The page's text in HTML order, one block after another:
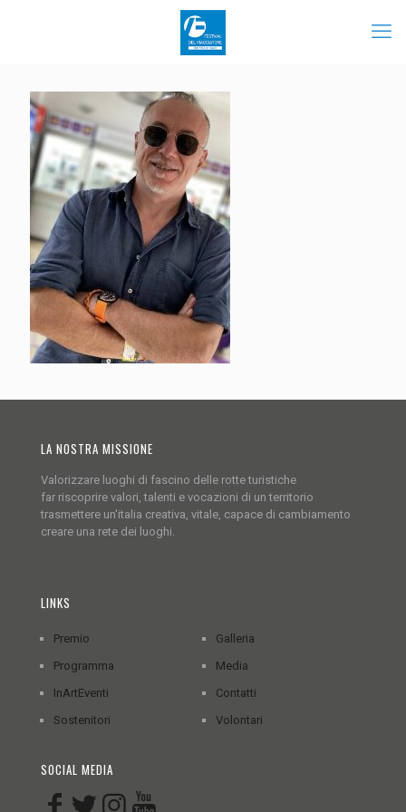
LA NOSTRA MISSIONE
Valorizzare luoghi di fascino delle rotte turistiche
far riscoprire valori, talenti e vocazioni di un territorio
trasmettere un'italia creativa, vitale, capace di cambiamento
creare una rete dei luoghi.
LINKS
Premio
Programma
InArtEventi
Sostenitori
Galleria
Media
Contatti
Volontari
SOCIAL MEDIA